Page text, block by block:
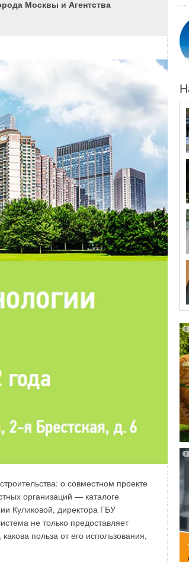
Москвы и Агентства
о совместном проекте
организаций — каталоге
Куликовой, директора ГБУ
не только предоставляет
польза от его использования,
строительная отрасль должна
занимающихся инженерным
ПО в этой сфере —
соотносятся друг с другом